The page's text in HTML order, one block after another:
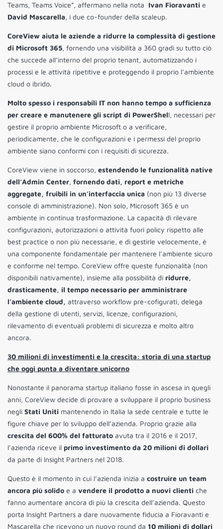
Teams, Teams Voice”, affermano nella nota Ivan Fioravanti e
David Mascarella, i due co-founder della scaleup.
CoreView aiuta le aziende a ridurre la complessità di gestione
di Microsoft 365, fornendo una visibilità a 360 gradi su tutto ciò
che succede all’interno del proprio tenant, automatizzando i
processi e le attività ripetitive e proteggendo il proprio l’ambiente
cloud o ibrido.
Molto spesso i responsabili IT non hanno tempo a sufficienza
per creare e manutenere gli script di PowerShell, necessari per
gestire il proprio ambiente Microsoft o a verificare,
periodicamente, che le configurazioni e i permessi del proprio
ambiente siano conformi con i requisiti di sicurezza.
CoreView viene in soccorso, estendendo le funzionalità native
dell’Admin Center, fornendo dati, report e metriche
aggregate, fruibili in un’interfaccia unica (non più 13 diverse
console di amministrazione). Non solo, Microsoft 365 è un
ambiente in continua trasformazione. La capacità di rilevare
configurazioni, autorizzazioni o attività fuori policy rispetto alle
best practice o non più necessarie, e di gestirle velocemente, è
una componente fondamentale per mantenere l’ambiente sicuro
e conforme nel tempo. CoreView offre queste funzionalità (non
disponibili nativamente), insieme alla possibilità di ridurre,
drasticamente, il tempo necessario per amministrare
l’ambiente cloud, attraverso workflow pre-cofigurati, delega
della gestione di utenti, servizi, licenze, configurazioni,
rilevamento di eventuali problemi di sicurezza e molto altro
ancora.
30 milioni di investimenti e la crescita: storia di una startup
che oggi punta a diventare unicorno
Nonostante il panorama startup italiano fosse in ascesa in quegli
anni, CoreView decide di provare a sviluppare il proprio business
negli Stati Uniti mantenendo in Italia la sede centrale e tutte le
figure chiave per lo sviluppo dell’azienda. Proprio grazie alla
crescita del 600% del fatturato avuta tra il 2016 e il 2017,
l’azienda riceve il primo investimento da 20 milioni di dollari
da parte di Insight Partners nel 2018.
Questo è il momento in cui l’azienda inizia a costruire un team
ancora più solido e a vendere il prodotto a nuovi clienti che
fanno aumentare ancora di più la crescita dell’azienda. Questo
porta Insight Partners a dare nuovamente fiducia a Fioravanti e
Mascarella che ricevono un nuovo round da 10 milioni di dollari